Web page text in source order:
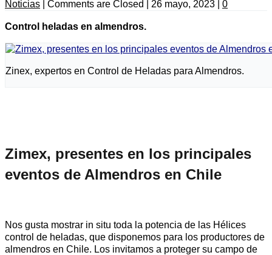
Noticias
Comments are Closed 26 mayo, 2023 0
Control heladas en almendros.
Zinex, expertos en Control de Heladas para Almendros.
Zimex, presentes en los principales
eventos de Almendros en Chile
Nos gusta mostrar in situ toda la potencia de las Hélices
control de heladas, que disponemos para los productores de
almendros en Chile. Los invitamos a proteger su campo de